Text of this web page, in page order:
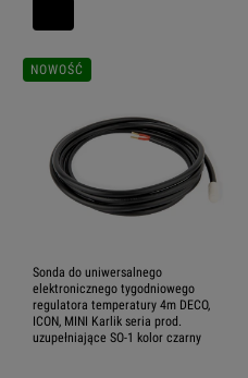
Sonda do uniwersalnego
elektronicznego tygodniowego
regulatora temperatury 4m DECO,
ICON, MINI Karlik seria prod.
uzupełniające SO-1 kolor czarny
NOWOŚĆ